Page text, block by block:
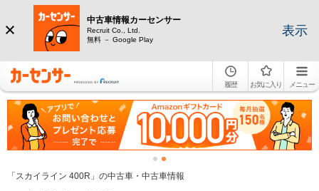
中古車情報カーセンサー
Recruit Co., Ltd.
無料 － Google Play
表示
履歴 お気に入り メニュー
「スカイライン 400R」の中古車・中古車情報